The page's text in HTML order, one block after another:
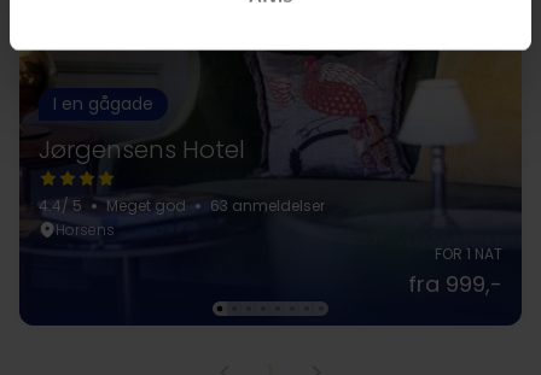
I en gågade
Jørgensens Hotel
4.4/ 5 Meget god
63 anmeldelser
Horsens
FOR 1 NAT
fra 999,-